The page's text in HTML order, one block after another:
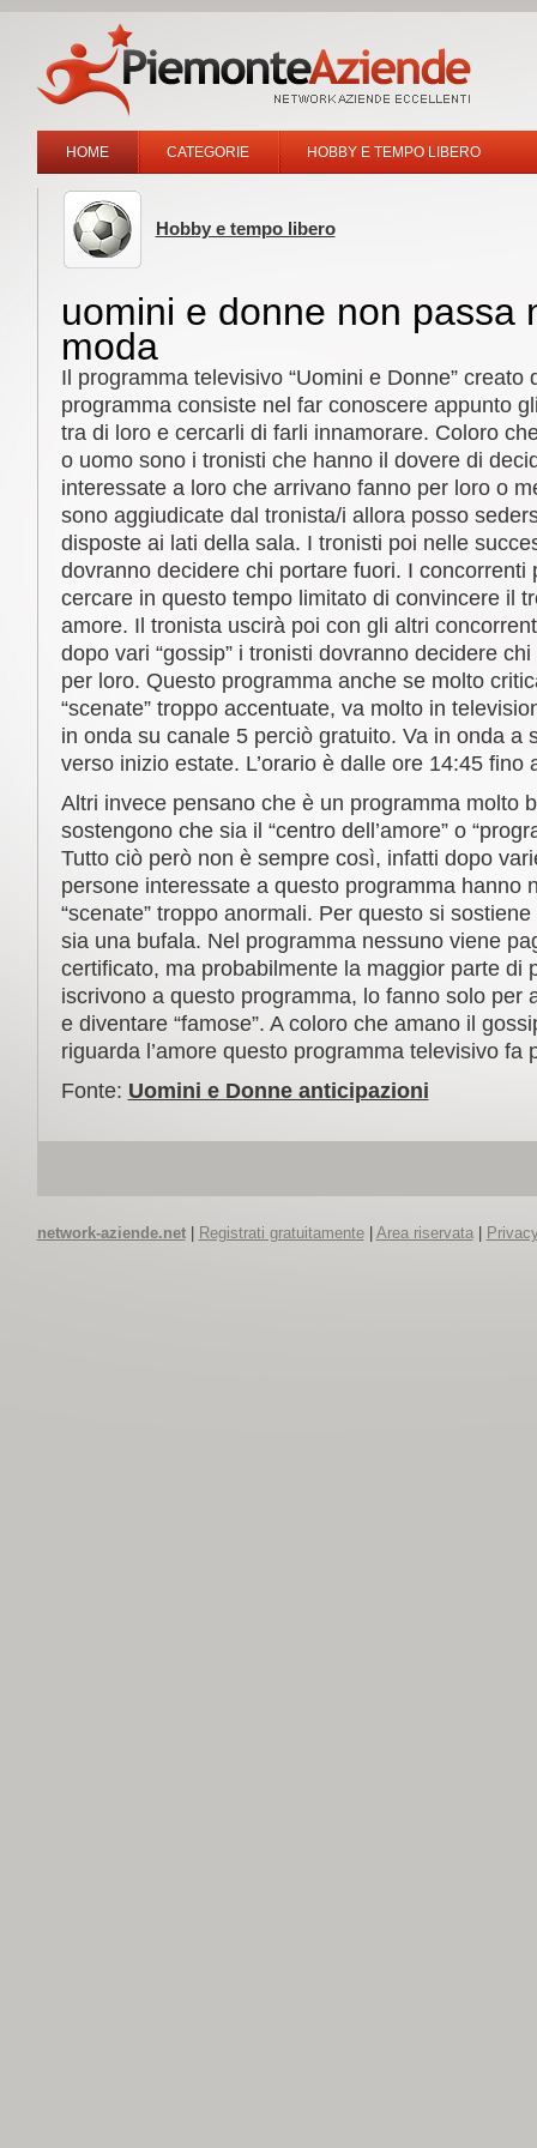
HOME CATEGORIE HOBBY E TEMPO LIBERO
Hobby e tempo libero
uomini e donne non passa
moda
Il programma televisivo “Uomini e Donne” creato
programma consiste nel far conoscere appunto
tra di loro e cercarli di farli innamorare. Coloro
o uomo sono i tronisti che hanno il dovere di
interessate a loro che arrivano fanno per loro o
sono aggiudicate dal tronista/i allora posso
disposte ai lati della sala. I tronisti poi nelle
dovranno decidere chi portare fuori. I concorrenti
cercare in questo tempo limitato di convincere il
amore. Il tronista uscirà poi con gli altri
dopo vari “gossip” i tronisti dovranno decidere
per loro. Questo programma anche se molto
“scenate” troppo accentuate, va molto in
in onda su canale 5 perciò gratuito. Va in onda a
verso inizio estate. L’orario è dalle ore 14:45 fino
Altri invece pensano che è un programma molto
sostengono che sia il “centro dell’amore” o
Tutto ciò però non è sempre così, infatti dopo
persone interessate a questo programma hanno
“scenate” troppo anormali. Per questo si
sia una bufala. Nel programma nessuno viene
certificato, ma probabilmente la maggior parte di
iscrivono a questo programma, lo fanno solo per
e diventare “famose”. A coloro che amano il
riguarda l’amore questo programma televisivo fa
Fonte: Uomini e Donne anticipazioni
network-aziende.net| Registrati gratuitamente| Area riservata|